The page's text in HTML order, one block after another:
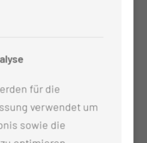
für die
verwendet um
sowie die